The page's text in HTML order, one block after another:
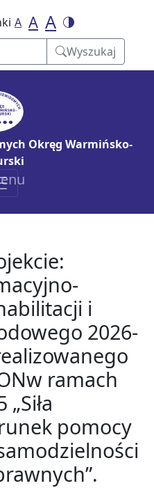
A A A
Wyszukaj
Okręg Warmińsko-
i
2026-
ramach
pomocy